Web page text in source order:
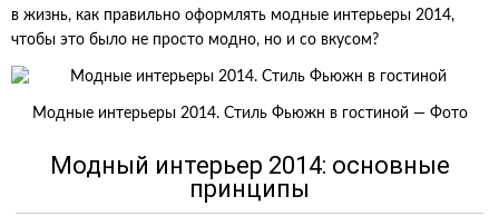
в жизнь, как правильно оформлять модные интерьеры 2014,
чтобы это было не просто модно, но и со вкусом?
Модные интерьеры 2014. Стиль Фьюжн в гостиной — Фото
Модный интерьер 2014: основные
принципы